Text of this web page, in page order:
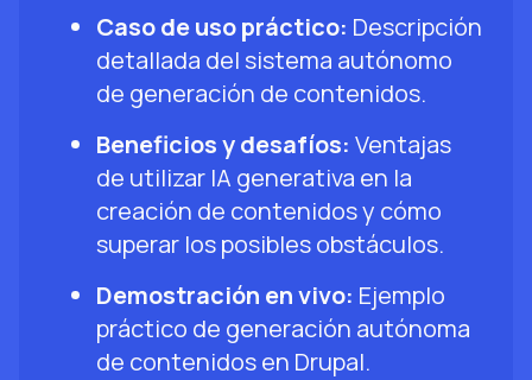
Caso de uso práctico: Descripción
detallada del sistema autónomo
de generación de contenidos.
Beneficios y desafíos: Ventajas
de utilizar IA generativa en la
creación de contenidos y cómo
superar los posibles obstáculos.
Demostración en vivo: Ejemplo
práctico de generación autónoma
de contenidos en Drupal.